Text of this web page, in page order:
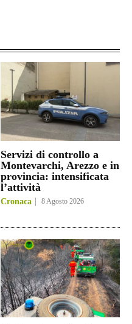
Servizi di controllo a
Montevarchi, Arezzo e in
provincia: intensificata
l’attività
Cronaca 8 Agosto 2026